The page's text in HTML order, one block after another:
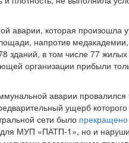
аварии, которая произошла
напротив
зданий, в том числе 77
организации прибыли
аварии
ущерб
сети было
МУП «ПАТП-1», но и